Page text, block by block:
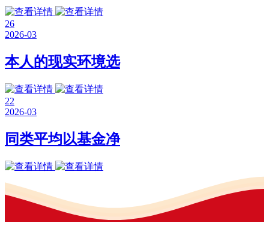
26
2026-03
本人的现实环境选
22
2026-03
同类平均以基金净